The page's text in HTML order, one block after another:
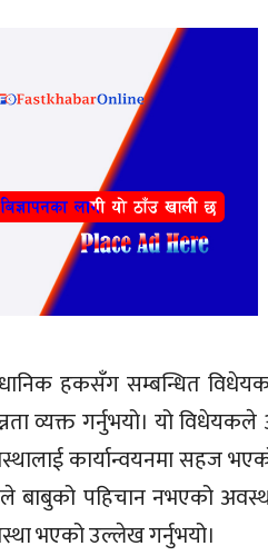
हकसँग सम्बन्धित
व्यक्त गर्नुभयो। यो
कार्यान्वयनमा सहज
बाबुको पहिचान नभएको
भएको उल्लेख गर्नुभयो।